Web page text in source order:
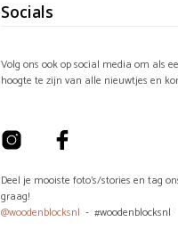
Socials
Volg ons ook op social media om als
hoogte te zijn van alle nieuwtjes en
Deel je mooiste foto's/stories en tag
graag!
@woodenblocksnl - #woodenblocksnl